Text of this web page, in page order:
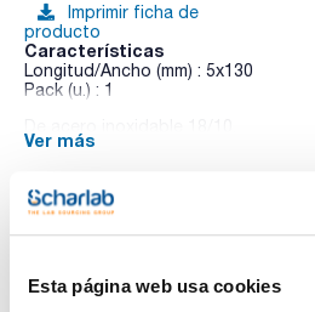
Esta página web usa cookies
Imprimir ficha de
producto
Características
Longitud/Ancho (mm) : 5x130
Pack (u.) : 1
Ver más